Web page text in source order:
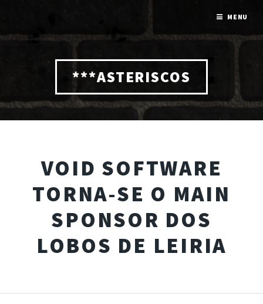
***ASTERISCOS
VOID SOFTWARE
TORNA-SE O MAIN
SPONSOR DOS
LOBOS DE LEIRIA
MENU